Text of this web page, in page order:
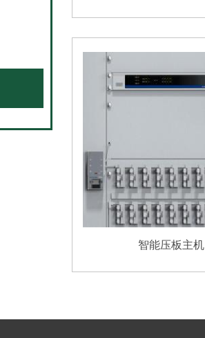
智能压板主机